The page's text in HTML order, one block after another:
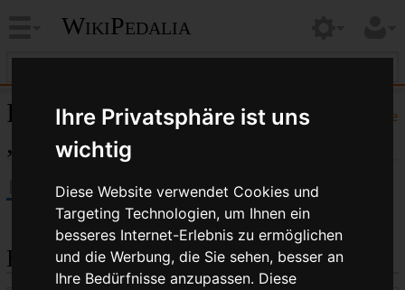
Ihre Privatsphäre ist uns
wichtig
Diese Website verwendet Cookies und
Targeting Technologien, um Ihnen ein
besseres Internet-Erlebnis zu ermöglichen
und die Werbung, die Sie sehen, besser an
Ihre Bedürfnisse anzupassen. Diese
WikiPedalia
Hilfe
Informationen zu
„Tensiometer“
Basisinformationen